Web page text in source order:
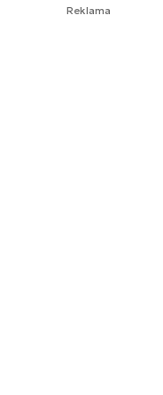
Reklama